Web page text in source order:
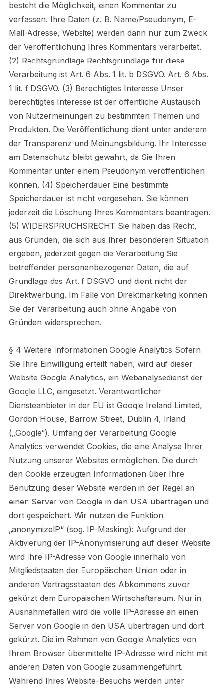
besteht die Möglichkeit, einen Kommentar zu
verfassen. Ihre Daten (z. B. Name/Pseudonym, E-
Mail-Adresse, Website) werden dann nur zum Zweck
der Veröffentlichung Ihres Kommentars verarbeitet.
(2) Rechtsgrundlage Rechtsgrundlage für diese
Verarbeitung ist Art. 6 Abs. 1 lit. b DSGVO. Art. 6 Abs.
1 lit. f DSGVO. (3) Berechtigtes Interesse Unser
berechtigtes Interesse ist der öffentliche Austausch
von Nutzermeinungen zu bestimmten Themen und
Produkten. Die Veröffentlichung dient unter anderem
der Transparenz und Meinungsbildung. Ihr Interesse
am Datenschutz bleibt gewahrt, da Sie Ihren
Kommentar unter einem Pseudonym veröffentlichen
können. (4) Speicherdauer Eine bestimmte
Speicherdauer ist nicht vorgesehen. Sie können
jederzeit die Löschung Ihres Kommentars beantragen.
(5) WIDERSPRUCHSRECHT Sie haben das Recht,
aus Gründen, die sich aus Ihrer besonderen Situation
ergeben, jederzeit gegen die Verarbeitung Sie
betreffender personenbezogener Daten, die auf
Grundlage des Art. f DSGVO und dient nicht der
Direktwerbung. Im Falle von Direktmarketing können
Sie der Verarbeitung auch ohne Angabe von
Gründen widersprechen.
§ 4 Weitere Informationen Google Analytics Sofern
Sie Ihre Einwilligung erteilt haben, wird auf dieser
Website Google Analytics, ein Webanalysedienst der
Google LLC, eingesetzt. Verantwortlicher
Diensteanbieter in der EU ist Google Ireland Limited,
Gordon House, Barrow Street, Dublin 4, Irland
(„Google“). Umfang der Verarbeitung Google
Analytics verwendet Cookies, die eine Analyse Ihrer
Nutzung unserer Websites ermöglichen. Die durch
den Cookie erzeugten Informationen über Ihre
Benutzung dieser Website werden in der Regel an
einen Server von Google in den USA übertragen und
dort gespeichert. Wir nutzen die Funktion
„anonymizeIP“ (sog. IP-Masking): Aufgrund der
Aktivierung der IP-Anonymisierung auf dieser Website
wird Ihre IP-Adresse von Google innerhalb von
Mitgliedstaaten der Europäischen Union oder in
anderen Vertragsstaaten des Abkommens zuvor
gekürzt dem Europäischen Wirtschaftsraum. Nur in
Ausnahmefällen wird die volle IP-Adresse an einen
Server von Google in den USA übertragen und dort
gekürzt. Die im Rahmen von Google Analytics von
Ihrem Browser übermittelte IP-Adresse wird nicht mit
anderen Daten von Google zusammengeführt.
Während Ihres Website-Besuchs werden unter